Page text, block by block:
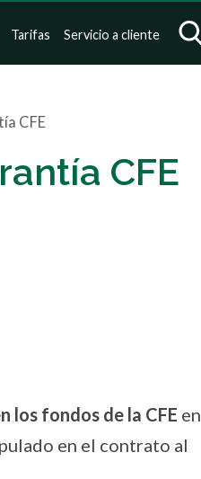
Tarifas Servicio a cliente
CFE
CFE
los fondos de la CFE en
en el contrato al